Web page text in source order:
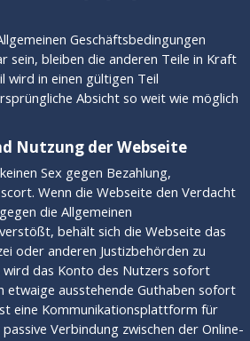
Geschäftsbedingungen
sein, bleiben die anderen Teile in Kraft
in einen gültigen Teil
Absicht so weit wie möglich
Nutzung der Webseite
Sex gegen Bezahlung,
Wenn die Webseite den Verdacht
die Allgemeinen
behält sich die Webseite das
oder anderen Justizbehörden zu
wird das Konto des Nutzers sofort
etwaige ausstehende Guthaben sofort
eine Kommunikationsplattform für
Verbindung zwischen der Online-